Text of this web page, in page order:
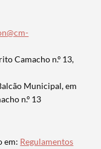
Camacho n.º 13,
Municipal, em
n.º 13
em: Regulamentos